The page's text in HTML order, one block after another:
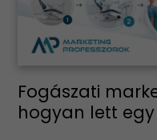
Fogászati
hogyan lett egy